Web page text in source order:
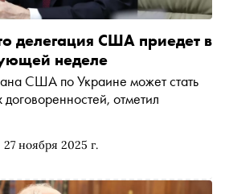
27 ноября 2025 г.
делегация США приедет в
неделе
США по Украине может стать
отметил